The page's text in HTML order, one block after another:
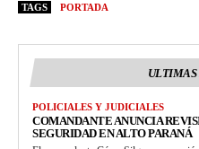
TAGS PORTADA
ULTIMAS
POLICIALES Y JUDICIALES
COMANDANTE ANUNCIA
SEGURIDAD EN ALTO PARANÁ